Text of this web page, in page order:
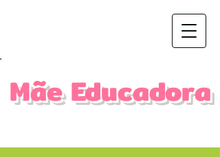
Mãe Educadora